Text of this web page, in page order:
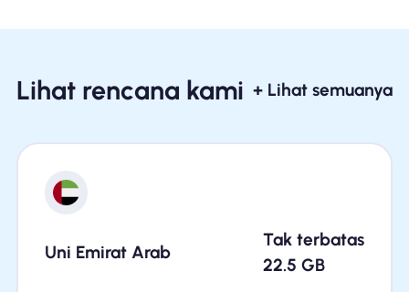
Lihat rencana kami + Lihat semuanya
Uni Emirat Arab
Tak terbatas
22.5 GB